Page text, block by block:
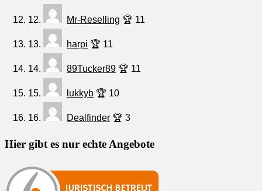
12. Mr-Reselling 🏆 11
13. harpi 🏆 11
14. 89Tucker89 🏆 11
15. lukkyb 🏆 10
16. Dealfinder 🏆 3
Hier gibt es nur echte Angebote